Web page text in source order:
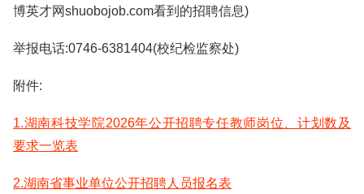
博英才网shuobojob.com看到的招聘信息)
举报电话:0746-6381404(校纪检监察处)
附件:
1.湖南科技学院2026年公开招聘专任教师岗位、计划数及
要求一览表
2.湖南省事业单位公开招聘人员报名表